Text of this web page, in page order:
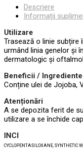
Descriere
Informații
Utilizare
Trasează o linie subțire
urmând linia genelor și
dermatologic și
Beneficii / Ingrediente
Conține ulei de Jojoba,
Atenționări
A se depozita ferit de
utilizare a se închide
INCI
CYCLOPENTASILOXANE, SYNTHETIC